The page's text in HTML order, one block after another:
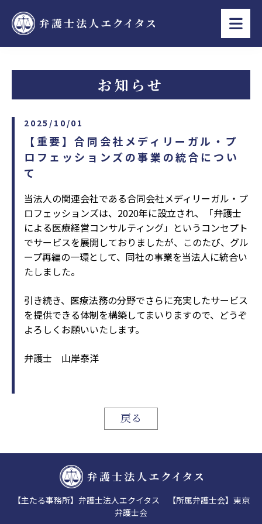
お知らせ
2025/10/01
【重要】合同会社メディリーガル・プ
ロフェッションズの事業の統合につい
て
当法人の関連会社である合同会社メディリーガル・プ
ロフェッションズは、2020年に設立され、「弁護士
による医療経営コンサルティング」というコンセプト
でサービスを展開しておりましたが、このたび、グル
ープ再編の一環として、同社の事業を当法人に統合い
たしました。
引き続き、医療法務の分野でさらに充実したサービス
を提供できる体制を構築してまいりますので、どうぞ
よろしくお願いいたします。
弁護士 山岸泰洋
戻る
【主たる事務所】弁護士法人エクイタス 【所属弁護士会】東京
弁護士会